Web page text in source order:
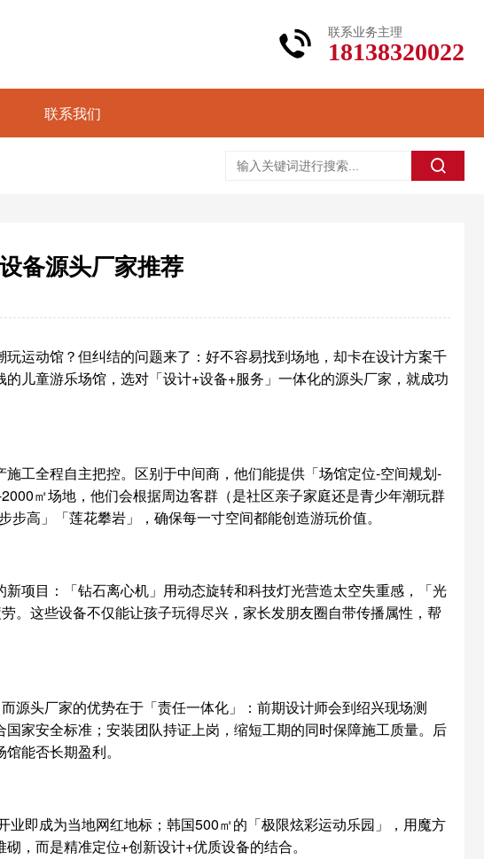
联系业务主理
18138320022
联系我们
备源头厂家推荐
运动馆？但纠结的问题来了：好不容易找到场地，却卡在设计方案千
儿童游乐场馆，选对「设计+设备+服务」一体化的源头厂家，就成功
工全程自主把控。区别于中间商，他们能提供「场馆定位-空间规划-
㎡场地，他们会根据周边客群（是社区亲子家庭还是青少年潮玩群
高」「莲花攀岩」，确保每一寸空间都能创造游玩价值。
项目：「钻石离心机」用动态旋转和科技灯光营造太空失重感，「光
。这些设备不仅能让孩子玩得尽兴，家长发朋友圈自带传播属性，帮
源头厂家的优势在于「责任一体化」：前期设计师会到绍兴现场测
家安全标准；安装团队持证上岗，缩短工期的同时保障施工质量。后
能否长期盈利。
即成为当地网红地标；韩国500㎡的「极限炫彩运动乐园」，用魔方
，而是精准定位+创新设计+优质设备的结合。